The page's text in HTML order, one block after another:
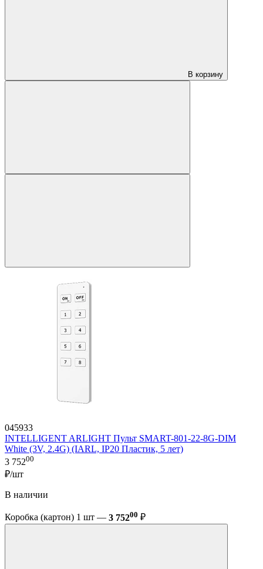
В корзину
045933
INTELLIGENT ARLIGHT Пульт SMART-801-22-8G-DIM
White (3V, 2.4G) (IARL, IP20 Пластик, 5 лет)
3 75200
₽/шт
В наличии
Коробка (картон) 1 шт — 3 75200 ₽